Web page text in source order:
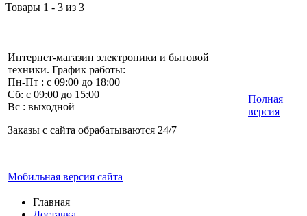
Товары 1 - 3 из 3
Интернет-магазин электроники и бытовой
техники. График работы:
Пн-Пт : с 09:00 до 18:00
Сб: с 09:00 до 15:00
Вс : выходной
Заказы с сайта обрабатываются 24/7
Мобильная версия сайта
Полная
версия
Главная